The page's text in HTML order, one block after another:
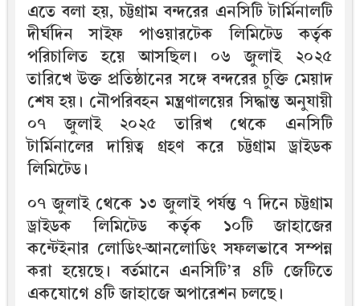
এতে বলা হয়, চট্টগ্রাম বন্দরের এনসিটি টার্মিনালটি
দীর্ঘদিন সাইফ পাওয়ারটেক লিমিটেড কর্তৃক
পরিচালিত হয়ে আসছিল। ০৬ জুলাই ২০২৫
তারিখে উক্ত প্রতিষ্ঠানের সঙ্গে বন্দরের চুক্তি মেয়াদ
শেষ হয়। নৌপরিবহন মন্ত্রণালয়ের সিদ্ধান্ত অনুযায়ী
০৭ জুলাই ২০২৫ তারিখ থেকে এনসিটি
টার্মিনালের দায়িত্ব গ্রহণ করে চট্টগ্রাম ড্রাইডক
লিমিটেড।
০৭ জুলাই থেকে ১৩ জুলাই পর্যন্ত ৭ দিনে চট্টগ্রাম
ড্রাইডক লিমিটেড কর্তৃক ১০টি জাহাজের
কন্টেইনার লোডিং-আনলোডিং সফলভাবে সম্পন্ন
করা হয়েছে। বর্তমানে এনসিটি’র ৪টি জেটিতে
একযোগে ৪টি জাহাজে অপারেশন চলছে।